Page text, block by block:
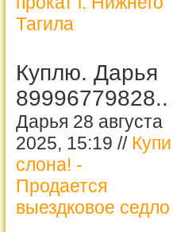
Тагила
Куплю. Дарья
89996779828..
Дарья 28 августа
2025, 15:19 // Купи
слона! -
Продается
выездковое седло